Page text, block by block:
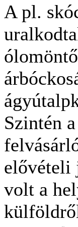
A pl.
Szintén
elővételi
volt a